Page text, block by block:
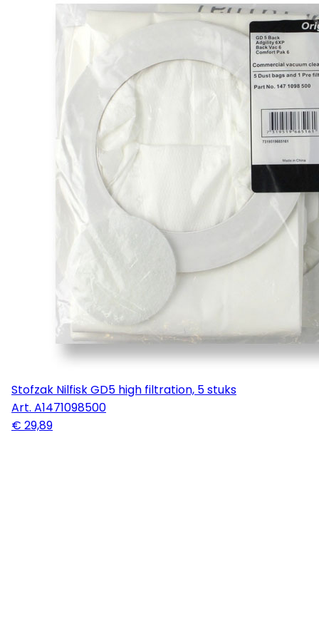
Stofzak Nilfisk GD5 high filtration, 5 stuks
Art. A1471098500
€ 29,89